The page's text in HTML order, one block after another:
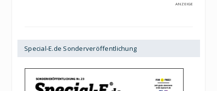
ANZEIGE
Special-E.de Sonderveröffentlichung